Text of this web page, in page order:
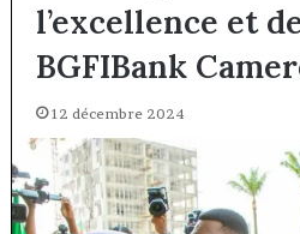
l’excellence et
BGFIBank
12 décembre 2024